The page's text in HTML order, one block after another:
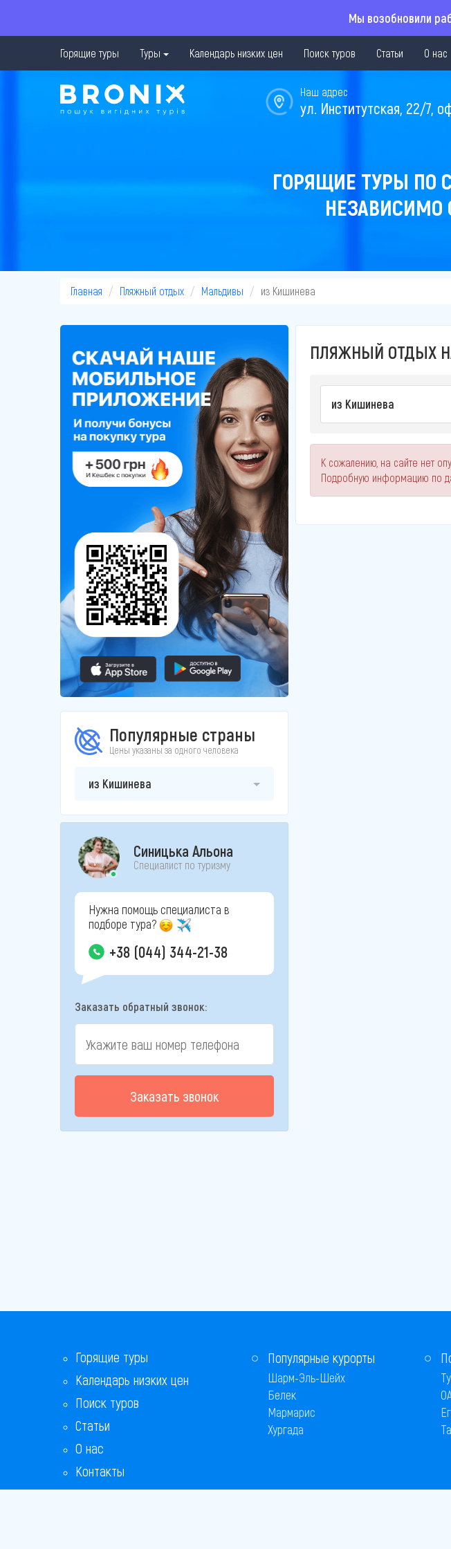
Мы возобновили
Горящие туры Туры Календарь низких цен Поиск туров Статьи О нас
Наш адрес
ул. Институтская, 22/7,
ГОРЯЩИЕ ТУРЫ ПО
НЕЗАВИСИМО
Главная Пляжный отдых Мальдивы из Кишинева
Популярные страны
Цены указаны за одного человека
из Кишинева
Синицька Альона
Специалист по туризму
Нужна помощь специалиста в
подборе тура?
+38 (044) 344-21-38
Заказать обратный звонок:
Заказать звонок
ПЛЯЖНЫЙ ОТДЫХ
из Кишинева
К сожалению, на сайте нет
Подробную информацию по
Горящие туры
Календарь низких цен
Поиск туров
Статьи
О нас
Контакты
Бонусная программа
Популярные курорты
Шарм-Эль-Шейх
Белек
Мармарис
Хургада